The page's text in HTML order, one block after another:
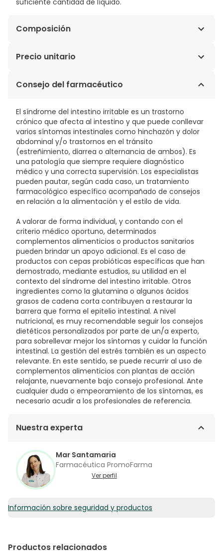
Composición
Bifidobacteria B.Bifidum Térmicamente Inactivada,
Azul Brillante Fcf.
Precio unitario
1,41€ / Cápsulas
Consejo del farmacéutico
El síndrome del intestino irritable es un trastorno
crónico que afecta al intestino y que puede conllevar
varios síntomas intestinales como hinchazón y dolor
abdominal y/o trastornos en el tránsito
(estreñimiento, diarrea o alternancia de ambos). Es
una patología que siempre requiere diagnóstico
médico y una correcta supervisión. Los especialistas
pueden pautar, según cada caso, un tratamiento
farmacológico específico acompañado de consejos
en relación a la alimentación y el estilo de vida.
A valorar de forma individual, y contando con el
criterio médico oportuno, determinados
complementos alimenticios o productos sanitarios
pueden brindar un apoyo adicional. Es el caso de
productos con cepas probióticas específicas que han
demostrado, mediante estudios, su utilidad en el
contexto del síndrome del intestino irritable. Otros
ingredientes como la glutamina o algunos ácidos
grasos de cadena corta contribuyen a restaurar la
barrera que forma el epitelio intestinal. A nivel
nutricional, es muy recomendable seguir los consejos
dietéticos personalizados por parte de un/a experto,
para sobrellevar mejor los síntomas y cuidar la función
intestinal. La gestión del estrés también es un aspecto
relevante. En este sentido, se puede recurrir al uso de
complementos alimenticios con plantas de acción
relajante, nuevamente bajo consejo profesional. Ante
cualquier duda o empeoramiento de los síntomas, es
necesario acudir a los profesionales de referencia.
Nuestra experta
Mar Santamaria
Farmacéutica PromoFarma
Ver perfil
Información sobre seguridad y productos
Productos relacionados